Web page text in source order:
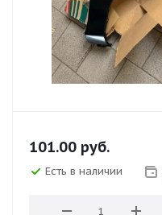
101.00 руб.
Есть в наличии